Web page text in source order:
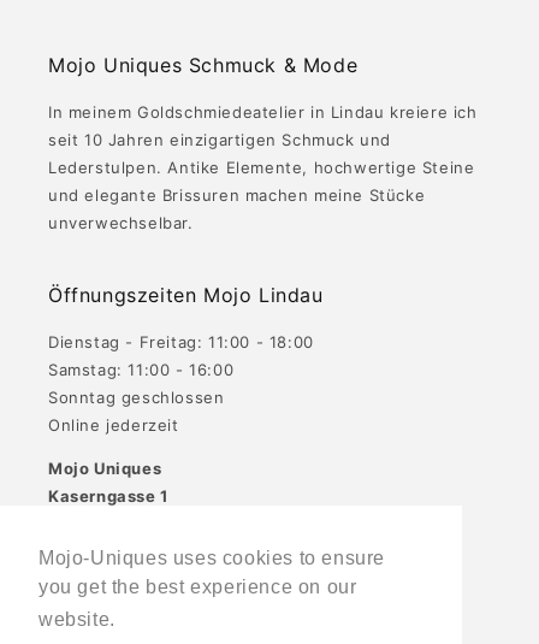
Mojo-Uniques uses cookies to ensure
you get the best experience on our
website.
Mojo Uniques Schmuck & Mode
In meinem Goldschmiedeatelier in Lindau kreiere ich
seit 10 Jahren einzigartigen Schmuck und
Lederstulpen. Antike Elemente, hochwertige Steine
und elegante Brissuren machen meine Stücke
unverwechselbar.
Öffnungszeiten Mojo Lindau
Dienstag - Freitag: 11:00 - 18:00
Samstag: 11:00 - 16:00
Sonntag geschlossen
Online jederzeit
Mojo Uniques
Kaserngasse 1